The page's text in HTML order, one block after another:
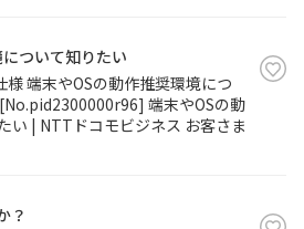
ついて知りたい
様 端末やOSの動作推奨環境につ
端末やOSの動
い | NTTドコモビジネス お客さま
？